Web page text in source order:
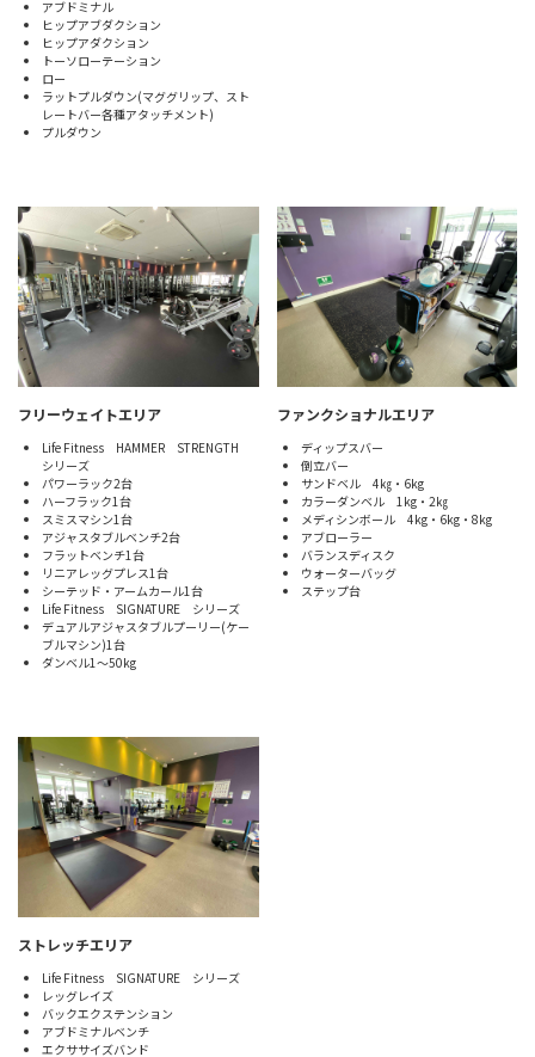
アブドミナル
ヒップアブダクション
ヒップアダクション
トーソローテーション
ロー
ラットプルダウン(マググリップ、スト
レートバー各種アタッチメント)
プルダウン
フリーウェイトエリア
Life Fitness HAMMER STRENGTH
シリーズ
パワーラック2台
ハーフラック1台
スミスマシン1台
アジャスタブルベンチ2台
フラットベンチ1台
リニアレッグプレス1台
シーテッド・アームカール1台
Life Fitness SIGNATURE シリーズ
デュアルアジャスタブルプーリー(ケー
ブルマシン)1台
ダンベル1～50kg
ファンクショナルエリア
ディップスバー
倒立バー
サンドベル 4㎏・6kg
カラーダンベル 1kg・2㎏
メディシンボール 4kg・6kg・8kg
アブローラー
バランスディスク
ウォーターバッグ
ステップ台
ストレッチエリア
Life Fitness SIGNATURE シリーズ
レッグレイズ
バックエクステンション
アブドミナルベンチ
エクササイズバンド